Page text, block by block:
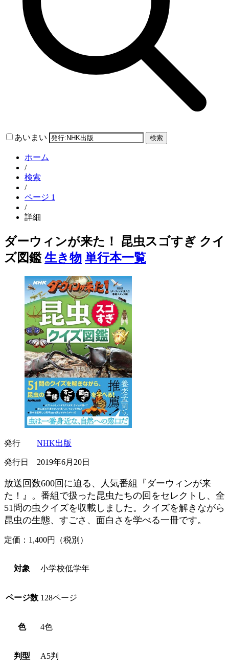
あいまい 検索
ホーム
/
検索
/
ページ 1
/
詳細
ダーウィンが来た！ 昆虫スゴすぎ クイ
ズ図鑑 生き物 単行本一覧
発行 NHK出版
発行日 2019年6月20日
放送回数600回に迫る、人気番組『ダーウィンが来
た！』。番組で扱った昆虫たちの回をセレクトし、全
51問の虫クイズを収載しました。クイズを解きながら
昆虫の生態、すごさ、面白さを学べる一冊です。
定価：1,400円（税別）
対象 小学校低学年
ページ数 128ページ
色 4色
判型 A5判